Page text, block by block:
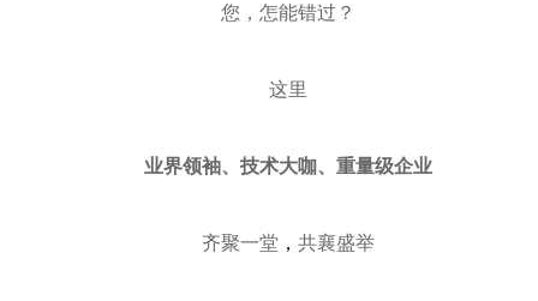
您，怎能错过？
这里
业界领袖、技术大咖、重量级企业
齐聚一堂 ， 共襄盛举